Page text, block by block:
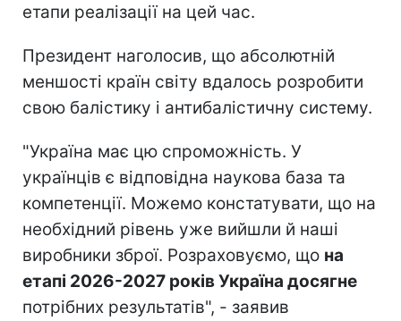
етапи реалізації на цей час.
Президент наголосив, що абсолютній
меншості країн світу вдалось розробити
свою балістику і антибалістичну систему.
"Україна має цю спроможність. У
українців є відповідна наукова база та
компетенції. Можемо констатувати, що на
необхідний рівень уже вийшли й наші
виробники зброї. Розраховуємо, що на
етапі 2026-2027 років Україна досягне
потрібних результатів", - заявив